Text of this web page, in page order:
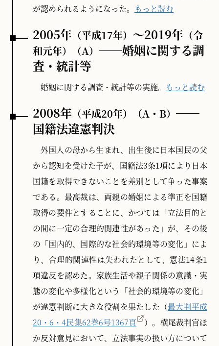
が認められるようになった。 もっと読む
2005年 （平成17年） ～2019年 （令
和元年）
（A） ──婚姻に関する調
査・統計等
婚姻に関する調査・統計等の実施。 もっと読む
2008年 （平成20年） （A・B） ──
国籍法違憲判決
外国人の母から生まれ、出生後に日本国民の父
から認知を受けた子が、国籍法3条1項により日本
国籍を取得できないことを差別として争った事案
である。最高裁は、両親の婚姻による準正を国籍
取得の要件とすることに、かつては「立法目的と
の間に一定の合理的関連性があった」が、その後
の「国内的、国際的な社会的環境等の変化」によ
り、合理的関連性は失われたとして、憲法14条1
項違反を認めた。家族生活や親子関係の意識・実
態の変化や多様化という「社会的環境等の変化」
が違憲判断に大きな役割を果たした（最大判平成
20・6・4民集62巻6号1367頁
）。横尾裁判官ほ
か反対意見において、立法事実の扱い方について